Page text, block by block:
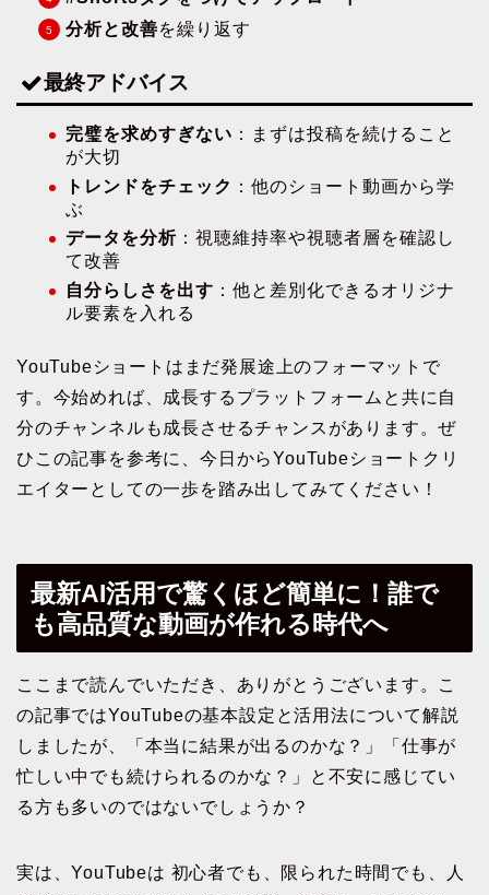
分析と改善を繰り返す
最終アドバイス
完璧を求めすぎない ：まずは投稿を続けること
が大切
トレンドをチェック ：他のショート動画から学
ぶ
データを分析 ：視聴維持率や視聴者層を確認し
て改善
自分らしさを出す ：他と差別化できるオリジナ
ル要素を入れる
YouTubeショートはまだ発展途上のフォーマットで
す。今始めれば、成長するプラットフォームと共に自
分のチャンネルも成長させるチャンスがあります。ぜ
ひこの記事を参考に、今日からYouTubeショートクリ
エイターとしての一歩を踏み出してみてください！
最新AI活用で驚くほど簡単に！誰で
も高品質な動画が作れる時代へ
ここまで読んでいただき、ありがとうございます。こ
の記事ではYouTubeの基本設定と活用法について解説
しましたが、「本当に結果が出るのかな？」「仕事が
忙しい中でも続けられるのかな？」と不安に感じてい
る方も多いのではないでしょうか？
実は、YouTubeは 初心者でも、限られた時間でも、人